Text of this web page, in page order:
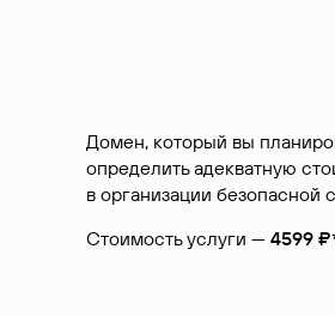
Домен, который вы
определить адекватную
в организации безопасной
Стоимость услуги — 4599